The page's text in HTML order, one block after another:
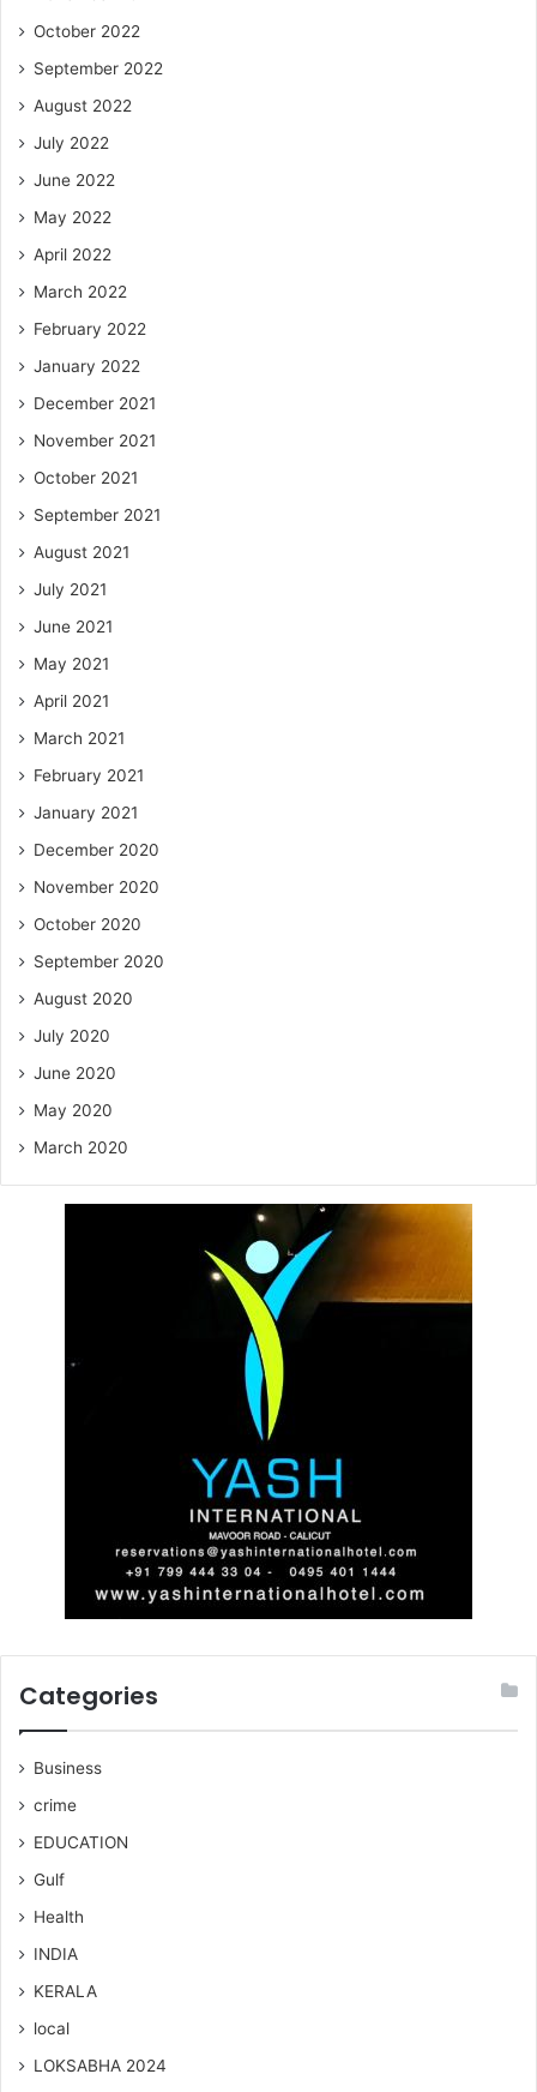
October 2022
September 2022
August 2022
July 2022
June 2022
May 2022
April 2022
March 2022
February 2022
January 2022
December 2021
November 2021
October 2021
September 2021
August 2021
July 2021
June 2021
May 2021
April 2021
March 2021
February 2021
January 2021
December 2020
November 2020
October 2020
September 2020
August 2020
July 2020
June 2020
May 2020
March 2020
Categories
Business
crime
EDUCATION
Gulf
Health
INDIA
KERALA
local
LOKSABHA 2024